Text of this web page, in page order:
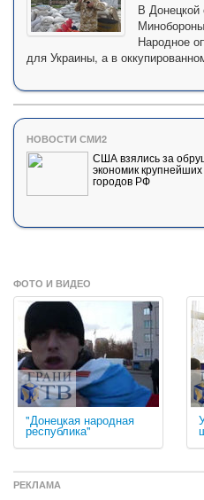
В Донецкой
Народное
для Украины, а в
НОВОСТИ СМИ2
США взялись за
экономик крупнейших
городов РФ
ФОТО И ВИДЕО
"Донецкая народная
республика"
РЕКЛАМА